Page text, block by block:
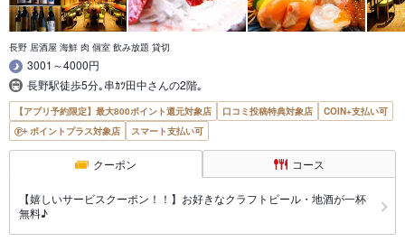
長野 居酒屋 海鮮 肉 個室 飲み放題 貸切
3001～4000円
長野駅徒歩5分｡串ｶﾂ田中さんの2階｡
【アプリ予約限定】最大800ポイント還元対象店 口コミ投稿特典対象店
COIN+支払い可
ポイントプラス対象店
スマート支払い可
クーポン コース
【嬉しいサービスクーポン！！】お好きなクラフトビール・地酒が一杯
無料♪